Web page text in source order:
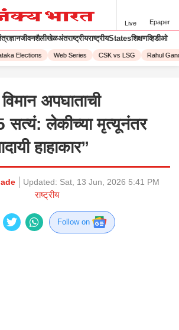
Live Epaper
जीवनशैलीखेळअंतराष्ट्रीयराष्ट्रीयStatesशिक्षणव्हिडीओ
Elections Web Series CSK vs LSG Rahul Gandhi
अपघाताची
सत्यं: लेकीच्या मृत्यूनंतर
हाहाकार”
Updated: Sat, 13 Jun, 2026 5:41 PM
राष्ट्रीय
Follow on